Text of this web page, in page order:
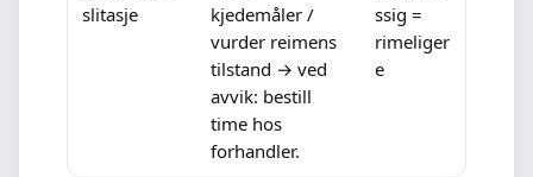
slitasje
kjedemåler /
vurder reimens
tilstand → ved
avvik: bestill
time hos
forhandler.
ssig =
rimeliger
e